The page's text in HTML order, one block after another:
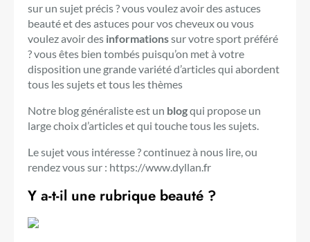
sur un sujet précis ? vous voulez avoir des astuces
beauté et des astuces pour vos cheveux ou vous
voulez avoir des informationssur votre sport préféré
? vous êtes bien tombés puisqu’on met à votre
disposition une grande variété d’articles qui abordent
tous les sujets et tous les thèmes
Notre blog généraliste est un blogqui propose un
large choix d’articles et qui touche tous les sujets.
Le sujet vous intéresse ? continuez à nous lire, ou
rendez vous sur : https://www.dyllan.fr
Y a-t-il une rubrique beauté ?